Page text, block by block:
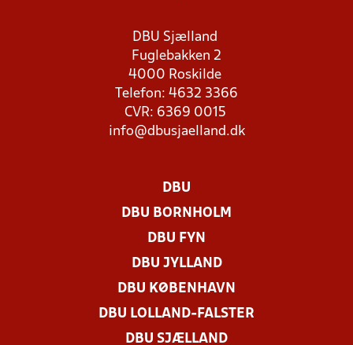
DBU Sjælland
Fuglebakken 2
4000 Roskilde
Telefon: 4632 3366
CVR: 6369 0015
info@dbusjaelland.dk
DBU
DBU BORNHOLM
DBU FYN
DBU JYLLAND
DBU KØBENHAVN
DBU LOLLAND-FALSTER
DBU SJÆLLAND